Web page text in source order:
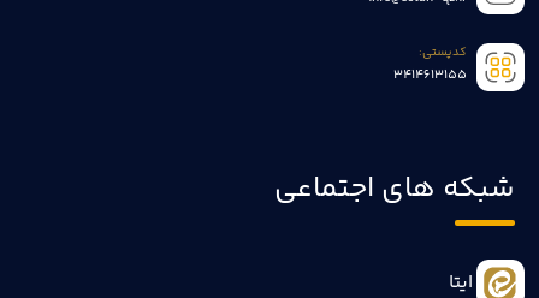
کدپستی:
3414613155
شبکه های اجتماعی
ایتا